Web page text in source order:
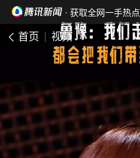
· 获取全网一手热点
首页 视频